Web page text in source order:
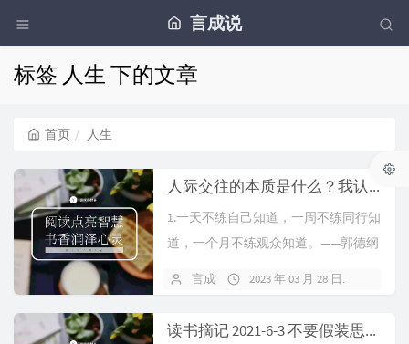
言成说
标签 人生 下的文章
首页 人生
人际交往的本质是什么？我认为，是价值。对别人有价值，别人就会爱我们。
1.一天不练自己知道，一周不练同行知
道，一个月不练观众知道。——郭德纲
轮动的能量。所以...
言成 2023 年 03 月 28 日
读书摘记 2021-6-3 不要假装思考，别人只是陪我们演戏。